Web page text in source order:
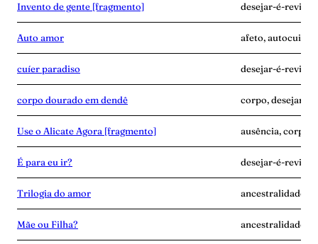
Invento de gente [fragmento] desejar-é-
Auto amor afeto,
cuíer paradiso desejar-é-revide,
corpo dourado em dendê corpo, desejar-
Use o Alicate Agora [fragmento] ausência, corpo,
É para eu ir? desejar-é-
Trilogia do amor ancestralidade,
Mãe ou Filha? ancestralidade,